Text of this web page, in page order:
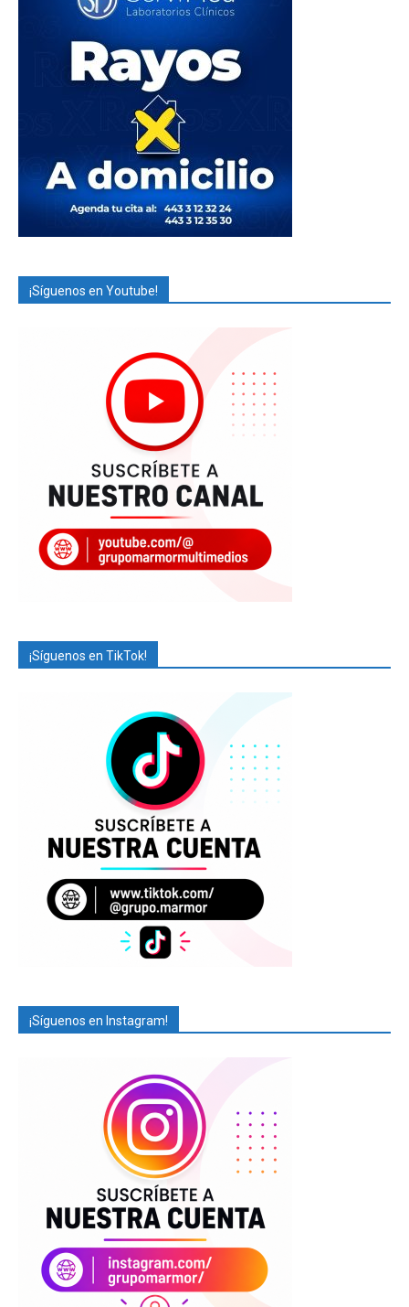
¡Síguenos en Youtube!
¡Síguenos en TikTok!
¡Síguenos en Instagram!